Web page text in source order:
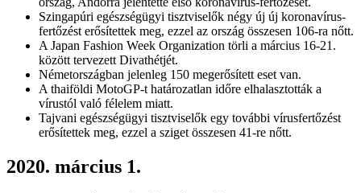
Szingapúri egészségügyi tisztviselők négy új új koronavírus-
fertőzést erősítettek meg, ezzel az ország összesen 106-ra nőtt.
A Japan Fashion Week Organization törli a március 16-21.
között tervezett Divathétjét.
Németországban jelenleg 150 megerősített eset van.
A thaiföldi MotoGP-t határozatlan időre elhalasztották a
vírustól való félelem miatt.
Tajvani egészségügyi tisztviselők egy további vírusfertőzést
erősítettek meg, ezzel a sziget összesen 41-re nőtt.
2020. március 1.